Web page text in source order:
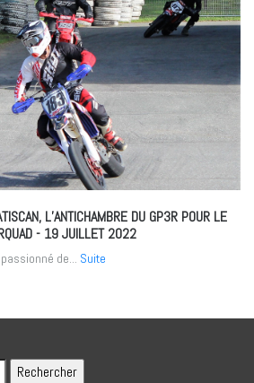
L’ANTICHAMBRE DU GP3R POUR LE
- 19 JUILLET 2022
de... Suite